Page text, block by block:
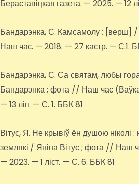
Бераставіцкая газета. — 2025. — 12
Бандарэнка, С. Камсамолу : [верш]
Наш час. — 2018. — 27 кастр. — С.1.
Бандарэнка, С. Са святам, любы
Бандарэнка ; фота // Наш час
— 13 ліп. — С. 1. ББК 81
Вітус, Я. Не крывіў ён душою ніколі
землякі / Яніна Вітус ; фота // Наш
— 2023. — 1 ліст. — С. 6. ББК 81